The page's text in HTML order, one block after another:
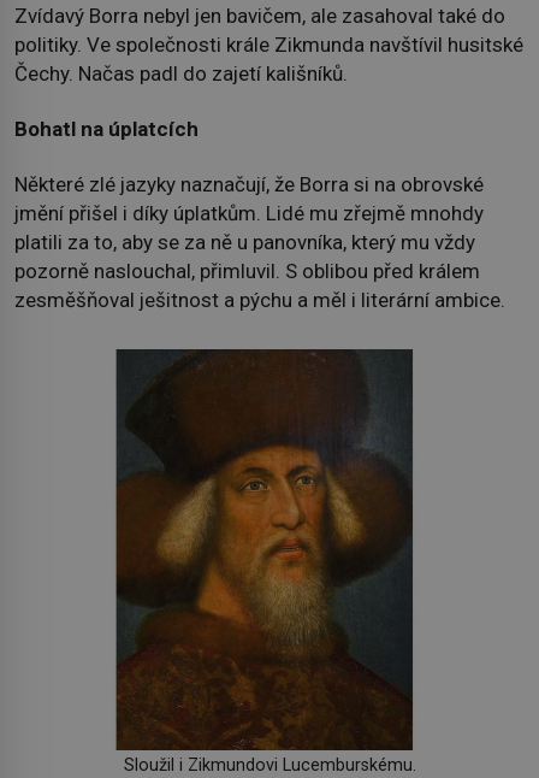
Zvídavý Borra nebyl jen bavičem, ale zasahoval také do
politiky. Ve společnosti krále Zikmunda navštívil husitské
Čechy. Načas padl do zajetí kališníků.
Bohatl na úplatcích
Některé zlé jazyky naznačují, že Borra si na obrovské
jmění přišel i díky úplatkům. Lidé mu zřejmě mnohdy
platili za to, aby se za ně u panovníka, který mu vždy
pozorně naslouchal, přimluvil. S oblibou před králem
zesměšňoval ješitnost a pýchu a měl i literární ambice.
Sloužil i Zikmundovi Lucemburskému.